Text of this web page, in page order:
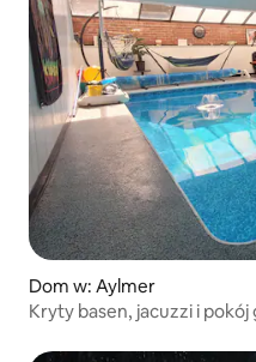
Dom w: Aylmer
Kryty basen, jacuzzi i